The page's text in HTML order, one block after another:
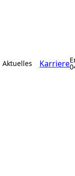
Aktuelles Karriere